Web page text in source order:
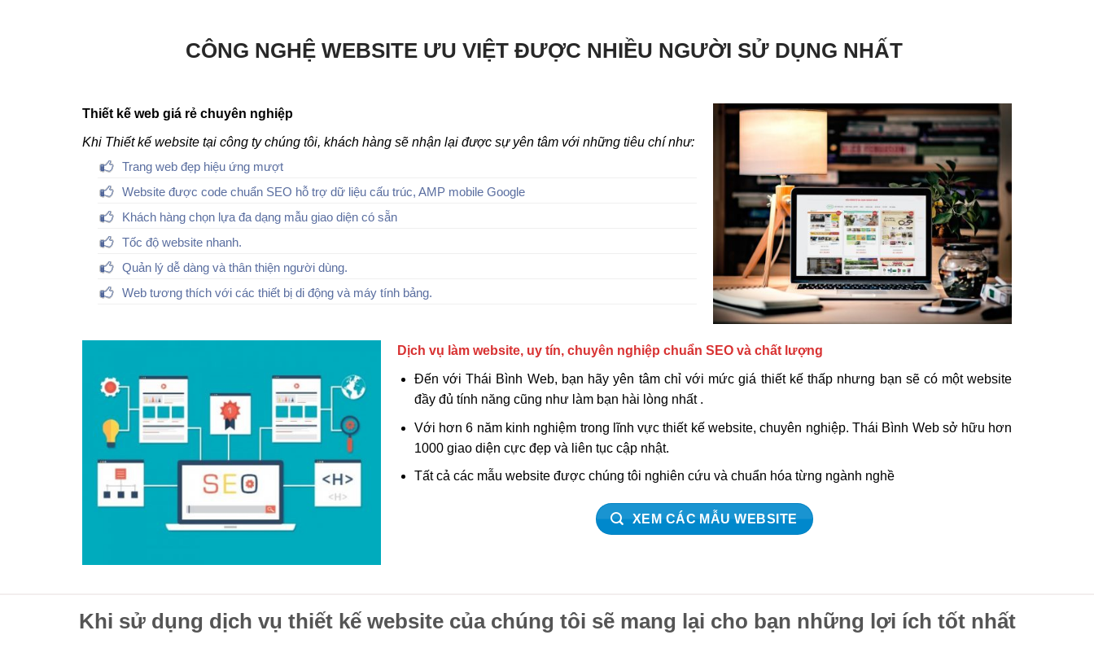
CÔNG NGHỆ WEBSITE ƯU VIỆT ĐƯỢC NHIỀU NGƯỜI SỬ DỤNG NHẤT
Thiết kế web giá rẻ chuyên nghiệp
Khi Thiết kế website tại công ty chúng tôi, khách hàng sẽ nhận lại được sự yên tâm với những tiêu chí như:
Trang web đẹp hiệu ứng mượt
Website được code chuẩn SEO hỗ trợ dữ liệu cấu trúc, AMP mobile Google
Khách hàng chọn lựa đa dạng mẫu giao diện có sẵn
Tốc độ website nhanh.
Quản lý dễ dàng và thân thiện người dùng.
Web tương thích với các thiết bị di động và máy tính bảng.
Dịch vụ làm website, uy tín, chuyên nghiệp chuẩn SEO và chất lượng
Đến với Thái Bình Web, bạn hãy yên tâm chỉ với mức giá thiết kế thấp nhưng bạn sẽ có một website
đầy đủ tính năng cũng như làm bạn hài lòng nhất .
Với hơn 6 năm kinh nghiệm trong lĩnh vực thiết kế website, chuyên nghiệp. Thái Bình Web sở hữu hơn
1000 giao diện cực đẹp và liên tục cập nhật.
Tất cả các mẫu website được chúng tôi nghiên cứu và chuẩn hóa từng ngành nghề
XEM CÁC MẪU WEBSITE
Khi sử dụng dịch vụ thiết kế website của chúng tôi sẽ mang lại cho bạn những lợi ích tốt nhất